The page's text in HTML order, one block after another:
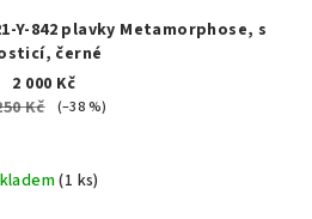
Y-842 plavky Metamorphose, s
černé
2 000 Kč
Kč
(–38 %)
(1 ks)